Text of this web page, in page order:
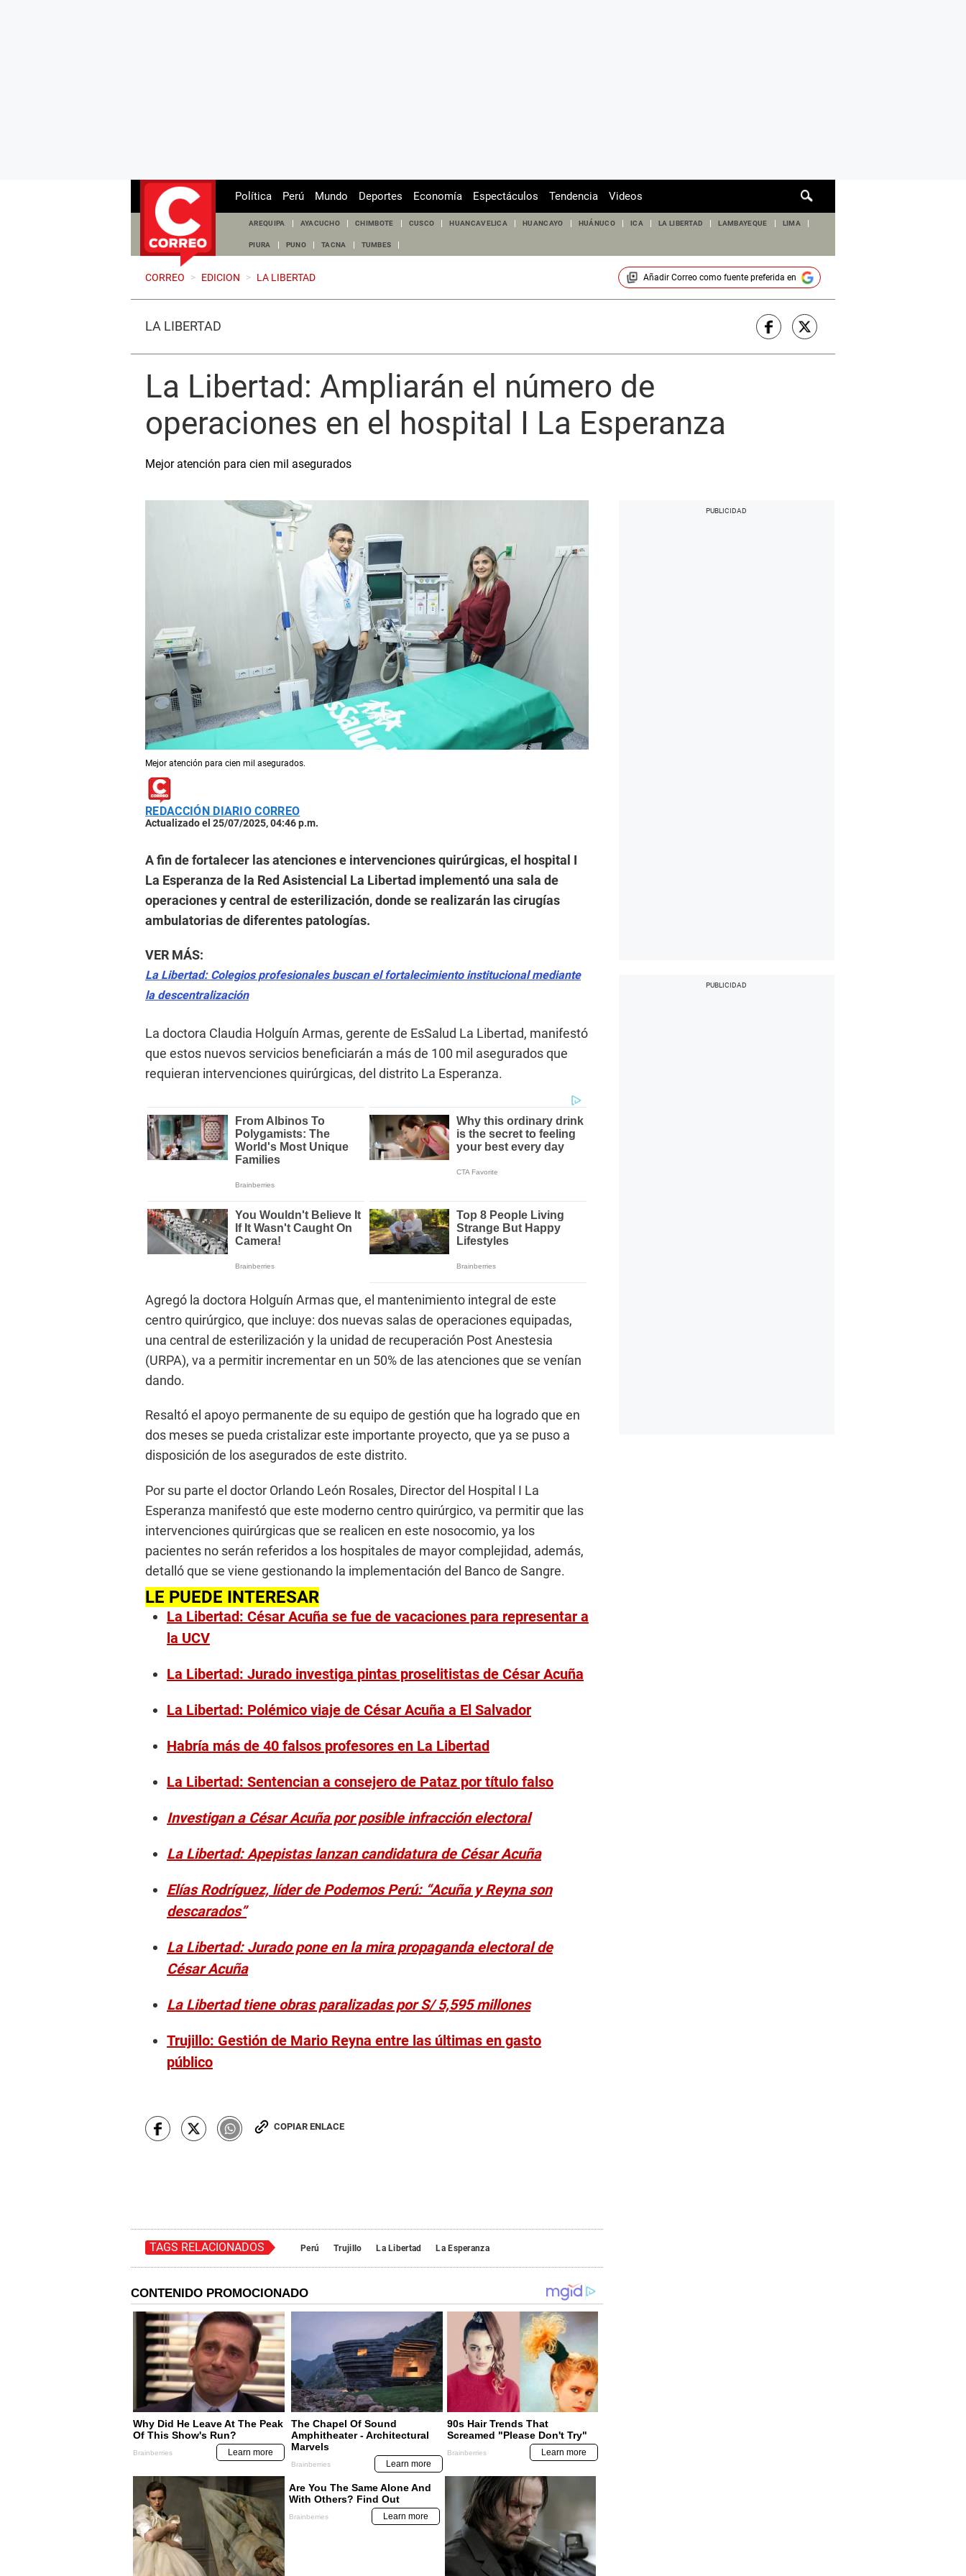
de
Política Perú Mundo Deportes Economía Espectáculos Tendencia Videos
AREQUIPA AYACUCHO CHIMBOTE CUSCO HUANCAVELICA HUANCAYO HUÁNUCO ICA LA LIBERTAD LAMBAYEQUE LIMA
PIURA PUNO TACNA TUMBES
CORREO > EDICION > LA LIBERTAD Añadir Correocomo fuente preferida en
LA LIBERTAD
La Libertad: Ampliarán el número de
operaciones en el hospital I La Esperanza
Mejor atención para cien mil asegurados
Mejor atención para cien mil asegurados.
REDACCIÓN DIARIO CORREO
Actualizado el 25/07/2025, 04:46 p.m.
A fin de fortalecer las atenciones e intervenciones quirúrgicas, el hospital I
La Esperanza de la Red Asistencial La Libertad implementó una sala de
operaciones y central de esterilización, donde se realizarán las cirugías
ambulatorias de diferentes patologías.
VER MÁS:
La Libertad: Colegios profesionales buscan el fortalecimiento institucional mediante
la descentralización
La doctora Claudia Holguín Armas, gerente de EsSalud La Libertad, manifestó
que estos nuevos servicios beneficiarán a más de 100 mil asegurados que
requieran intervenciones quirúrgicas, del distrito La Esperanza.
Agregó la doctora Holguín Armas que, el mantenimiento integral de este
centro quirúrgico, que incluye: dos nuevas salas de operaciones equipadas,
una central de esterilización y la unidad de recuperación Post Anestesia
(URPA), va a permitir incrementar en un 50% de las atenciones que se venían
dando.
Resaltó el apoyo permanente de su equipo de gestión que ha logrado que en
dos meses se pueda cristalizar este importante proyecto, que ya se puso a
disposición de los asegurados de este distrito.
Por su parte el doctor Orlando León Rosales, Director del Hospital I La
Esperanza manifestó que este moderno centro quirúrgico, va permitir que las
intervenciones quirúrgicas que se realicen en este nosocomio, ya los
pacientes no serán referidos a los hospitales de mayor complejidad, además,
detalló que se viene gestionando la implementación del Banco de Sangre.
LE PUEDE INTERESAR
La Libertad: César Acuña se fue de vacaciones para representar a
la UCV
La Libertad: Jurado investiga pintas proselitistas de César Acuña
La Libertad: Polémico viaje de César Acuña a El Salvador
Habría más de 40 falsos profesores en La Libertad
La Libertad: Sentencian a consejero de Pataz por título falso
Investigan a César Acuña por posible infracción electoral
La Libertad: Apepistas lanzan candidatura de César Acuña
Elías Rodríguez, líder de Podemos Perú: “Acuña y Reyna son
descarados”
La Libertad: Jurado pone en la mira propaganda electoral de
César Acuña
La Libertad tiene obras paralizadas por S/ 5,595 millones
Trujillo: Gestión de Mario Reyna entre las últimas en gasto
público
COPIAR ENLACE
TAGS RELACIONADOS Perú Trujillo La Libertad La Esperanza